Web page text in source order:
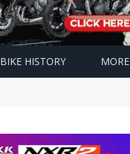
BIKE HISTORY MORE